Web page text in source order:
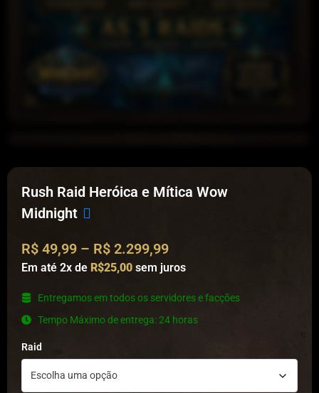
Rush Raid Heróica e Mítica Wow
Midnight
R$ 49,99 – R$ 2.299,99
Em até 2x de R$25,00 sem juros
⁠Entregamos em todos os servidores e facções
⁠Tempo Máximo de entrega: 24 horas
Raid